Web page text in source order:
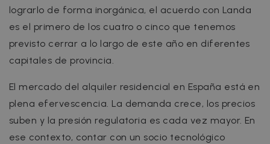
lograrlo de forma inorgánica, el acuerdo con Landa
es el primero de los cuatro o cinco que tenemos
previsto cerrar a lo largo de este año en diferentes
capitales de provincia.
El mercado del alquiler residencial en España está en
plena efervescencia. La demanda crece, los precios
suben y la presión regulatoria es cada vez mayor. En
ese contexto, contar con un socio tecnológico